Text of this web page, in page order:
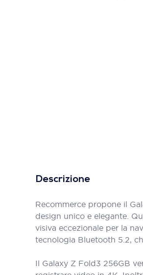
Descrizione
Recommerce propone il
design unico e elegante.
visiva eccezionale per la
tecnologia Bluetooth 5.2,
Il Galaxy Z Fold3 256GB